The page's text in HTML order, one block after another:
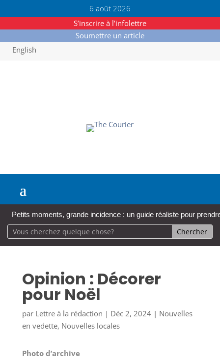
6 août 2026
S’inscrire à l’infolettre
Soumettre un article
English
Petits moments, grande incidence : un guide réaliste pour
Opinion : Décorer
pour Noël
par Lettre à la rédaction | Déc 2, 2024| Nouvelles
en vedette, Nouvelles locales
Photo d’archive